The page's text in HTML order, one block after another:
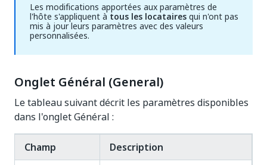
Les modifications apportées aux paramètres de
l'hôte s'appliquent à tous les locatairesqui n'ont pas
mis à jour leurs paramètres avec des valeurs
personnalisées.
Onglet Général (General)
Le tableau suivant décrit les paramètres disponibles
dans l'onglet Général :
Champ
Description